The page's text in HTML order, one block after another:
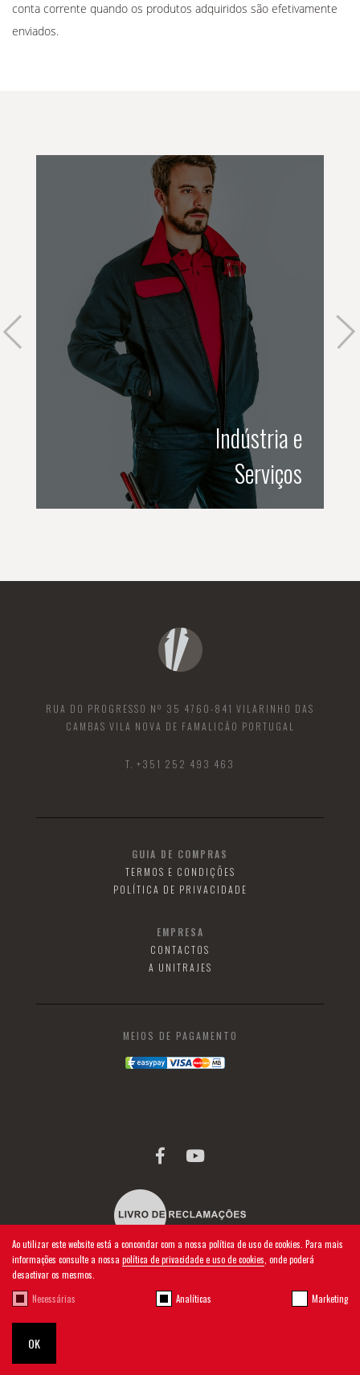
Ao utilizar este website está a concondar com a nossa política de uso de cookies. Para mais
informações consulte a nossa política de privacidade e uso de cookies , onde poderá
desactivar os mesmos.
Necessárias
Analíticas Marketing
OK
conta corrente quando os produtos adquiridos são efetivamente
enviados.
Indústria e
Serviços
RUA DO PROGRESSO Nº 35 4760-841 VILARINHO DAS
CAMBAS VILA NOVA DE FAMALICÃO PORTUGAL
T. +351 252 493 463
GUIA DE COMPRAS
TERMOS E CONDIÇÕES
POLÍTICA DE PRIVACIDADE
EMPRESA
CONTACTOS
A UNITRAJES
MEIOS DE PAGAMENTO
2026 © UNITRAJES | TODOS OS DIREITOS RESERVADOS